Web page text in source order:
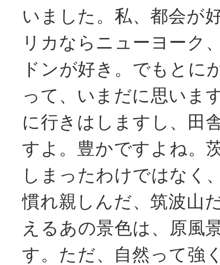
いました。私、都会が
リカならニューヨーク
ドンが好き。でもとに
って、いまだに思いま
に行きはしますし、田
すよ。豊かですよね。
しまったわけではなく
慣れ親しんだ、筑波山
えるあの景色は、原風
す。ただ、自然って強